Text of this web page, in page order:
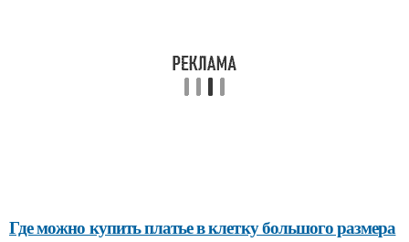
Где можно купить платье в клетку большого размера